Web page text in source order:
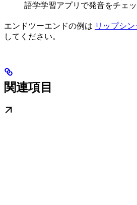
語学学習アプリで発音をチェッ
エンドツーエンドの例は リップシ
してください。
関連項目